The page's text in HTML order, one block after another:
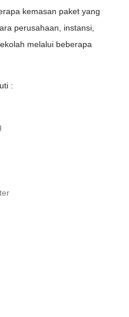
kemasan paket yang
perusahaan, instansi,
melalui beberapa
: